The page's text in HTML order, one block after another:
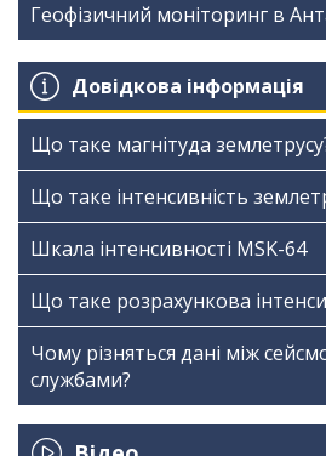
Геофізичний моніторинг в
Довідкова інформація
Що таке магнітуда
Що таке інтенсивність
Шкала інтенсивності МSK-64
Що таке розрахункова
Чому різняться дані між
службами?